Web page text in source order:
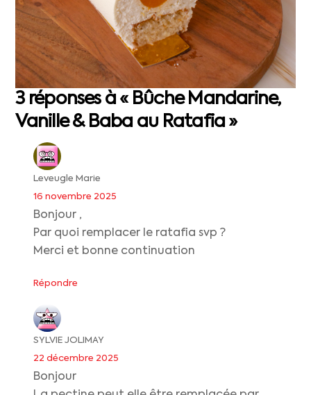
3 réponses à « Bûche Mandarine,
Vanille & Baba au Ratafia »
Leveugle Marie
16 novembre 2025
Bonjour ,
Par quoi remplacer le ratafia svp ?
Merci et bonne continuation
Répondre
SYLVIE JOLIMAY
22 décembre 2025
Bonjour